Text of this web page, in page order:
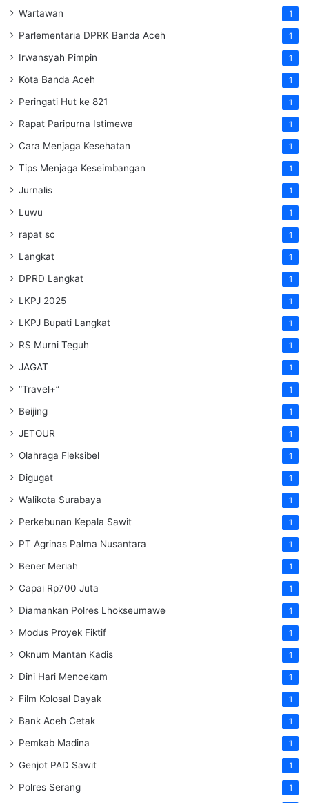
Wartawan 1
Parlementaria DPRK Banda Aceh 1
Irwansyah Pimpin 1
Kota Banda Aceh 1
Peringati Hut ke 821 1
Rapat Paripurna Istimewa 1
Cara Menjaga Kesehatan 1
Tips Menjaga Keseimbangan 1
Jurnalis 1
Luwu 1
rapat sc 1
Langkat 1
DPRD Langkat 1
LKPJ 2025 1
LKPJ Bupati Langkat 1
RS Murni Teguh 1
JAGAT 1
“Travel+” 1
Beijing 1
JETOUR 1
Olahraga Fleksibel 1
Digugat 1
Walikota Surabaya 1
Perkebunan Kepala Sawit 1
PT Agrinas Palma Nusantara 1
Bener Meriah 1
Capai Rp700 Juta 1
Diamankan Polres Lhokseumawe 1
Modus Proyek Fiktif 1
Oknum Mantan Kadis 1
Dini Hari Mencekam 1
Film Kolosal Dayak 1
Bank Aceh Cetak 1
Pemkab Madina 1
Genjot PAD Sawit 1
Polres Serang 1